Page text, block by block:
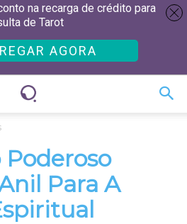
Poderoso
Para A
na recarga de crédito para
de Tarot
AGORA